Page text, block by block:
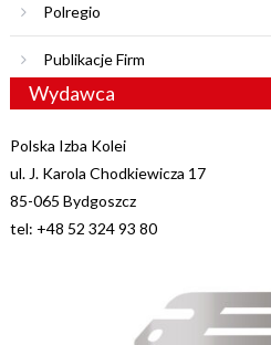
Polregio
Publikacje Firm
Wydawca
Polska Izba Kolei
ul. J. Karola Chodkiewicza 17
85-065 Bydgoszcz
tel: +48 52 324 93 80